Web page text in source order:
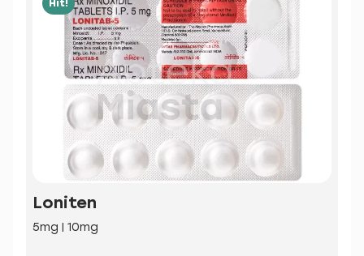
Hit!
Loniten
5mg | 10mg